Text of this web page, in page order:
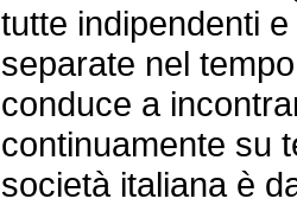
tutte indipendenti
separate nel
conduce a
continuamente su
società italiana è